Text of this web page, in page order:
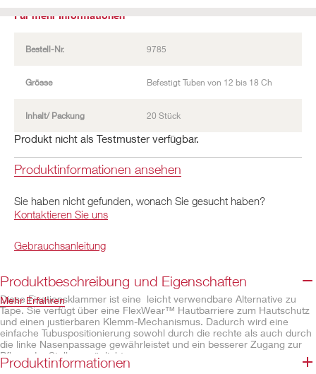
Für mehr Informationen
Bestell-Nr. 9785
Grösse Befestigt Tuben von 12 bis 18 Ch
Inhalt/ Packung 20 Stück
Produkt nicht als Testmuster verfügbar.
Produktinformationen ansehen
Sie haben nicht gefunden, wonach Sie gesucht haben?
Kontaktieren Sie uns
Gebrauchsanleitung
Produktbeschreibung und Eigenschaften
Diese Fixationsklammer ist eine leicht verwendbare Alternative zu
Tape. Sie verfügt über eine FlexWear™ Hautbarriere zum Hautschutz
und einen justierbaren Klemm-Mechanismus. Dadurch wird eine
einfache Tubuspositionierung sowohl durch die rechte als auch durch
die linke Nasenpassage gewährleistet und ein besserer Zugang zur
Pflege der Stelle ermöglicht.
Mehr Erfahren
Produktinformationen